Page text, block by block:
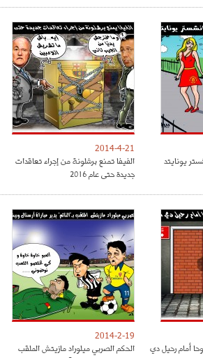
يونايتد
2014-4-21
الفيفا تمنع برشلونة من إجراء تعاقدات
جديدة حتى عام 2016
أمام رحيل دي
2014-2-19
الحكم الصربي ميلوراد مازيتش الملقب